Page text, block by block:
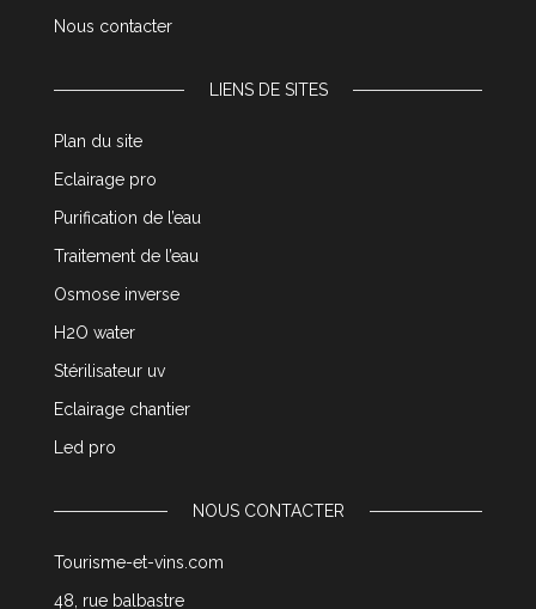
Nous contacter
LIENS DE SITES
Plan du site
Eclairage pro
Purification de l’eau
Traitement de l’eau
Osmose inverse
H2O water
Stérilisateur uv
Eclairage chantier
Led pro
NOUS CONTACTER
Tourisme-et-vins.com
48, rue balbastre